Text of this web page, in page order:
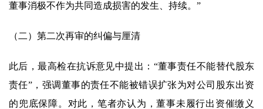
董事消极不作为共同造成损害的发生、持续。”
（二）第二次再审的纠偏与厘清
此后，最高检在抗诉意见中提出：“董事责任不能替代股东
责任”，强调董事的责任不能被错误扩张为对公司股东出资
的兜底保障。对此，笔者亦认为，董事未履行出资催缴义